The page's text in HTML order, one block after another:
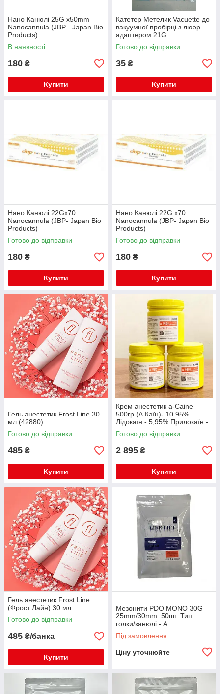
Нано Канюлі 25G x50mm
Nanocannula (JBP - Japan Bio
Products)
В наявності
180 ₴
Купити
Катетер Метелик Vacuette до
вакуумної пробірці з люер-
адаптером 21G
Готово до відправки
35 ₴
Купити
Нано Канюлі 22Gx70
Nanocannula (JBP- Japan Bio
Products)
Готово до відправки
180 ₴
Купити
Нано Канюлі 22G x70
Nanocannula (JBP- Japan Bio
Products)
Готово до відправки
180 ₴
Купити
Гель анестетик Frost Line 30
мл (42880)
Готово до відправки
485 ₴
Купити
Крем анестетик a-Caine
500гр.(А Каїн)- 10.95%
Лідокаїн - 5,95% Прилокаїн -
5% (Відео)
Готово до відправки
2 895 ₴
Купити
Гель анестетик Frost Line
(Фрост Лайн) 30 мл
Готово до відправки
485 ₴/банка
Купити
Мезонити PDO MONO 30G
25mm/30mm. 50шт. Тип
голки/канюлі - A
Під замовлення
Ціну уточнюйте